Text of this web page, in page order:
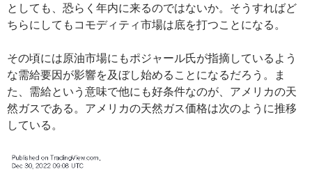
としても、恐らく年内に来るのではないか。そうすればど
ちらにしてもコモディティ市場は底を打つことになる。
その頃には原油市場にもポジャール氏が指摘しているよう
な需給要因が影響を及ぼし始めることになるだろう。ま
た、需給という意味で他にも好条件なのが、アメリカの天
然ガスである。アメリカの天然ガス価格は次のように推移
している。